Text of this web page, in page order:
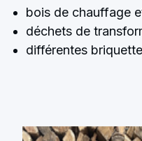
bois de chauffage
déchets de
différentes